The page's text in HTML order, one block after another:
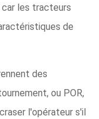
car les tracteurs
de
des
ou POR,
l'opérateur s'il